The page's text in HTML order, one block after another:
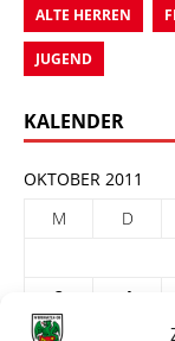
ALTE HERREN
JUGEND
KALENDER
OKTOBER 2011
M
D
3
4
10